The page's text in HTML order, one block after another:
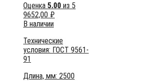
Оценка 5.00 из 5
9652,00 ₽
В наличии
Технические
условия: ГОСТ 9561-
91
Длина, мм: 2500